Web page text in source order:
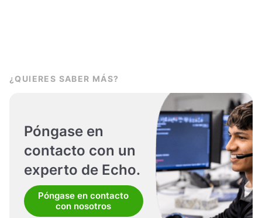
¿QUIERES SABER MÁS?
Póngase en
contacto con un
experto de Echo.
Póngase en contacto
con nosotros